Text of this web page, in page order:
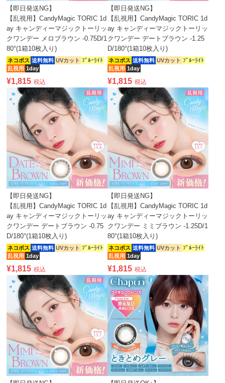
【即日発送NG】
【乱視用】CandyMagic TORIC 1d
ay キャンディーマジックトーリッ
クワンデー メロブラウン -0.75D/1
80°(1箱10枚入り)
ネコポス 送料無料 UVカット ﾌﾞﾙｰﾗｲﾄ
乱視用 1day
¥1,815 税込
【即日発送NG】
【乱視用】CandyMagic TORIC 1d
ay キャンディーマジックトーリッ
クワンデー デートブラウン -1.25
D/180°(1箱10枚入り)
ネコポス 送料無料 UVカット ﾌﾞﾙｰﾗｲﾄ
乱視用 1day
¥1,815 税込
【即日発送NG】
【乱視用】CandyMagic TORIC 1d
ay キャンディーマジックトーリッ
クワンデー デートブラウン -0.75
D/180°(1箱10枚入り)
ネコポス 送料無料 UVカット ﾌﾞﾙｰﾗｲﾄ
乱視用 1day
¥1,815 税込
【即日発送NG】
【乱視用】CandyMagic TORIC 1d
ay キャンディーマジックトーリッ
クワンデー ミミブラウン -1.25D/1
80°(1箱10枚入り)
ネコポス 送料無料 UVカット ﾌﾞﾙｰﾗｲﾄ
乱視用 1day
¥1,815 税込